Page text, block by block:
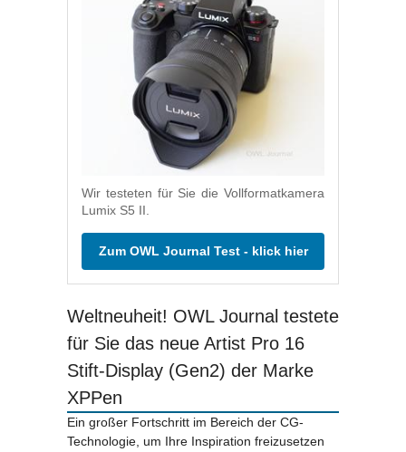
Wir testeten für Sie die Vollformatkamera
Lumix S5 II.
Zum OWL Journal Test - klick hier
Weltneuheit! OWL Journal testete
für Sie das neue Artist Pro 16
Stift-Display (Gen2) der Marke
XPPen
Ein großer Fortschritt im Bereich der CG-
Technologie, um Ihre Inspiration freizusetzen